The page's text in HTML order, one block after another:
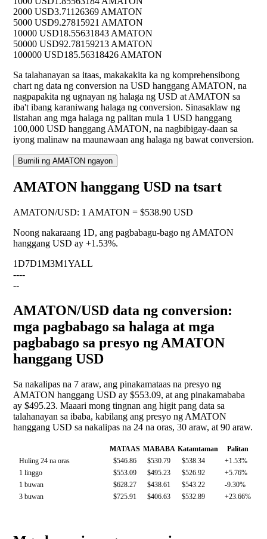
2000 USD3.71126369 AMATON
5000 USD9.27815921 AMATON
10000 USD18.55631843 AMATON
50000 USD92.78159213 AMATON
100000 USD185.56318426 AMATON
Sa talahanayan sa itaas, makakakita ka ng komprehensibong
chart ng data ng conversion na USD hanggang AMATON, na
nagpapakita ng ugnayan ng halaga ng USD at AMATON sa
iba't ibang karaniwang halaga ng conversion. Sinasaklaw ng
listahan ang mga halaga ng palitan mula 1 USD hanggang
100,000 USD hanggang AMATON, na nagbibigay-daan sa
iyong malinaw na maunawaan ang halaga ng bawat conversion.
Bumili ng AMATON ngayon
AMATON hanggang USD na tsart
AMATON/USD: 1 AMATON = $538.90 USD
Noong nakaraang 1D, ang pagbabagu-bago ng AMATON
hanggang USD ay +1.53%.
1D7D1M3M1YALL
----
--
AMATON/USD data ng conversion:
mga pagbabago sa halaga at mga
pagbabago sa presyo ng AMATON
hanggang USD
Sa nakalipas na 7 araw, ang pinakamataas na presyo ng
AMATON hanggang USD ay $553.09, at ang pinakamababa
ay $495.23. Maaari mong tingnan ang higit pang data sa
talahanayan sa ibaba, kabilang ang presyo ng AMATON
hanggang USD sa nakalipas na 24 na oras, 30 araw, at 90 araw.
MATAAS MABABA Katamtaman
Palitan
Huling 24 na oras
$546.86 $530.79 $538.34
+1.53%
1 linggo
$553.09 $495.23 $526.92
+5.76%
1 buwan
$628.27 $438.61 $543.22
-9.30%
3 buwan
$725.91 $406.63 $532.89 +23.66%